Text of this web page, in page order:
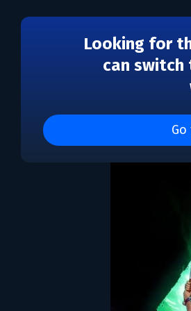
Looking for
can
RAD